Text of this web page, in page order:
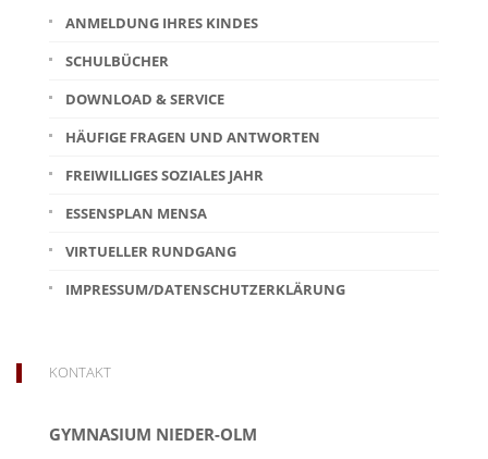
ANMELDUNG IHRES KINDES
SCHULBÜCHER
DOWNLOAD & SERVICE
HÄUFIGE FRAGEN UND ANTWORTEN
FREIWILLIGES SOZIALES JAHR
ESSENSPLAN MENSA
VIRTUELLER RUNDGANG
IMPRESSUM/DATENSCHUTZERKLÄRUNG
KONTAKT
GYMNASIUM NIEDER-OLM